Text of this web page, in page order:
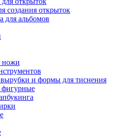
создания открыток
для альбомов
ножи
и формы для тиснения